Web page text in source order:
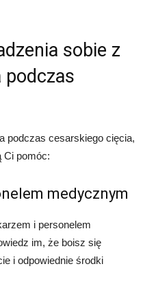
sobie z
podczas
podczas cesarskiego cięcia,
Ci pomóc:
medycznym
i personelem
im, że boisz się
i odpowiednie środki